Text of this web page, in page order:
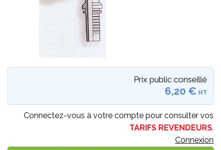
Prix public conseillé
6,20 € HT
Connectez-vous à votre compte pour consulter vos
TARIFS REVENDEURS.
Connexion